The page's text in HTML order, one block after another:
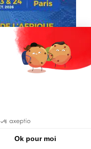
Ok pour moi